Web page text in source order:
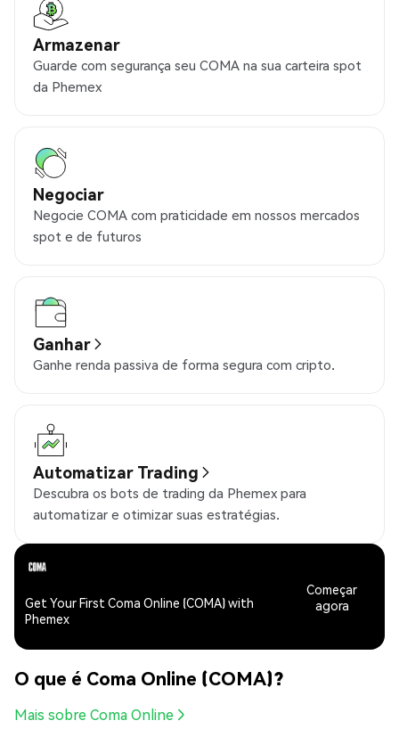
Armazenar
Guarde com segurança seu COMA na sua carteira spot
da Phemex
Negociar
Negocie COMA com praticidade em nossos mercados
spot e de futuros
Ganhar
Ganhe renda passiva de forma segura com cripto.
Automatizar Trading
Descubra os bots de trading da Phemex para
automatizar e otimizar suas estratégias.
Get Your First Coma Online (COMA) with
Phemex
Começar
agora
O que é Coma Online (COMA)?
Mais sobre Coma Online